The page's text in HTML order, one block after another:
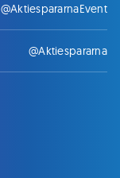
@AktiespararnaEvent
@Aktiespararna